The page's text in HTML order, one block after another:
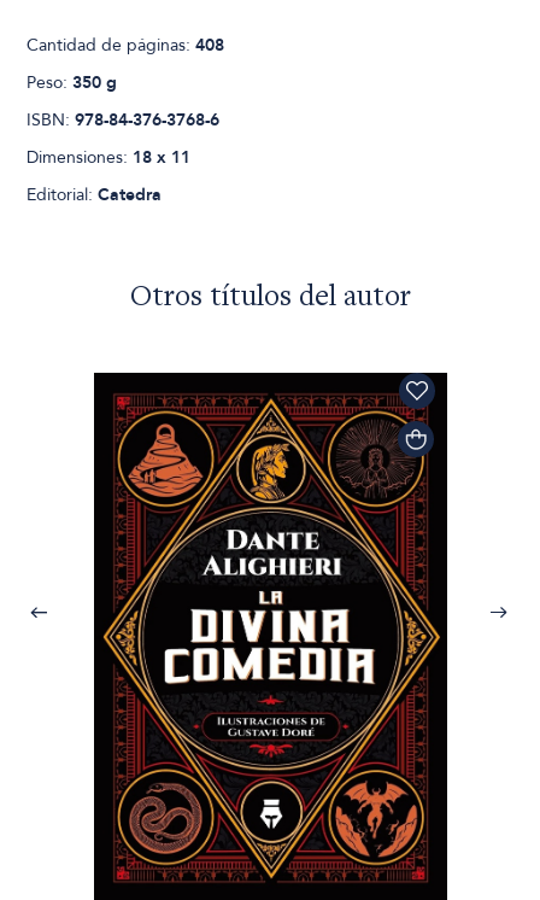
Cantidad de páginas:408
Peso:350 g
ISBN:978-84-376-3768-6
Dimensiones: 18 x 11
Editorial:Catedra
Otros títulos del autor